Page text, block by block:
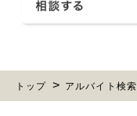
トップ アルバイト検索